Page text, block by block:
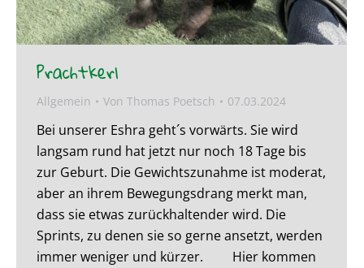
Prachtkerl
Allgemein Von Thomas Poetsch 07.03.2024
Bei unserer Eshra geht´s vorwärts. Sie wird
langsam rund hat jetzt nur noch 18 Tage bis
zur Geburt. Die Gewichtszunahme ist moderat,
aber an ihrem Bewegungsdrang merkt man,
dass sie etwas zurückhaltender wird. Die
Sprints, zu denen sie so gerne ansetzt, werden
immer weniger und kürzer. Hier kommen